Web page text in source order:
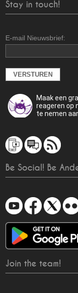
Stay in touch!
E-mail Nieuwsbrief:
Maak een
reageren op
te nemen
Be Social! Be
Join the team!